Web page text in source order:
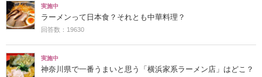
実施中
ラーメンって日本食？それとも中華料理？
回答数：19630
実施中
神奈川県で一番うまいと思う「横浜家系ラーメン店」はどこ？